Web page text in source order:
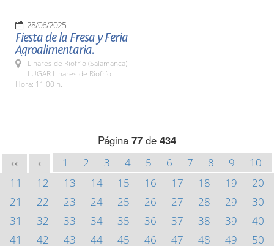
28/06/2025
Fiesta de la Fresa y Feria
Agroalimentaria.
Linares de Riofrío (Salamanca)
LUGAR Linares de Riofrío
Hora: 11:00 h.
Página 77 de 434
<< < 1 2 3 4 5 6 7 8 9
10
11
12 13 14 15 16 17 18 19
20
21
22 23 24 25 26 27 28 29
30
31
32 33 34 35 36 37 38 39
40
41
42 43 44 45 46 47 48 49
50